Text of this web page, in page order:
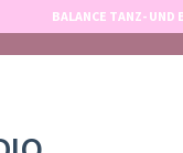
BALANCE TANZ- UND